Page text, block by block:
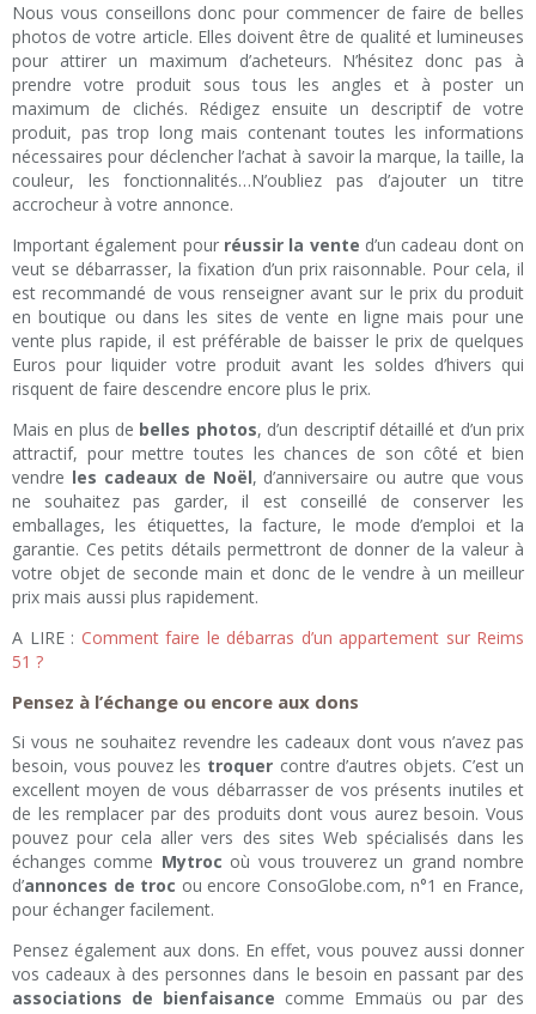
Nous vous conseillons donc pour commencer de faire de belles
photos de votre article. Elles doivent être de qualité et lumineuses
pour attirer un maximum d’acheteurs. N’hésitez donc pas à
prendre votre produit sous tous les angles et à poster un
maximum de clichés. Rédigez ensuite un descriptif de votre
produit, pas trop long mais contenant toutes les informations
nécessaires pour déclencher l’achat à savoir la marque, la taille, la
couleur, les fonctionnalités…N’oubliez pas d’ajouter un titre
accrocheur à votre annonce.
Important également pour réussir la vente d’un cadeau dont on
veut se débarrasser, la fixation d’un prix raisonnable. Pour cela, il
est recommandé de vous renseigner avant sur le prix du produit
en boutique ou dans les sites de vente en ligne mais pour une
vente plus rapide, il est préférable de baisser le prix de quelques
Euros pour liquider votre produit avant les soldes d’hivers qui
risquent de faire descendre encore plus le prix.
Mais en plus de belles photos, d’un descriptif détaillé et d’un prix
attractif, pour mettre toutes les chances de son côté et bien
vendre les cadeaux de Noël, d’anniversaire ou autre que vous
ne souhaitez pas garder, il est conseillé de conserver les
emballages, les étiquettes, la facture, le mode d’emploi et la
garantie. Ces petits détails permettront de donner de la valeur à
votre objet de seconde main et donc de le vendre à un meilleur
prix mais aussi plus rapidement.
A LIRE : Comment faire le débarras d’un appartement sur Reims
51 ?
Pensez à l’échange ou encore aux dons
Si vous ne souhaitez revendre les cadeaux dont vous n’avez pas
besoin, vous pouvez les troquer contre d’autres objets. C’est un
excellent moyen de vous débarrasser de vos présents inutiles et
de les remplacer par des produits dont vous aurez besoin. Vous
pouvez pour cela aller vers des sites Web spécialisés dans les
échanges comme Mytroc où vous trouverez un grand nombre
d’annonces de troc ou encore ConsoGlobe.com, n°1 en France,
pour échanger facilement.
Pensez également aux dons. En effet, vous pouvez aussi donner
vos cadeaux à des personnes dans le besoin en passant par des
associations de bienfaisance comme Emmaüs ou par des